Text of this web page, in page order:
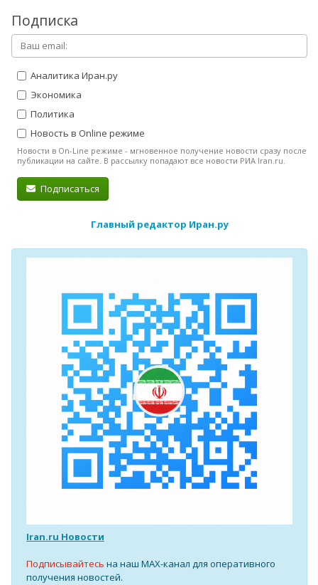
Подписка
Аналитика Иран.ру
Экономика
Политика
Новость в Online режиме
Новости в On-Line режиме - мгновенное получение новости сразу после
публикации на сайте. В рассылку попадают все новости РИА Iran.ru.
Подписаться
Главный редактор Иран.ру
Iran.ru Новости
Подписывайтесь на наш MAX-канал для оперативного
получения новостей.